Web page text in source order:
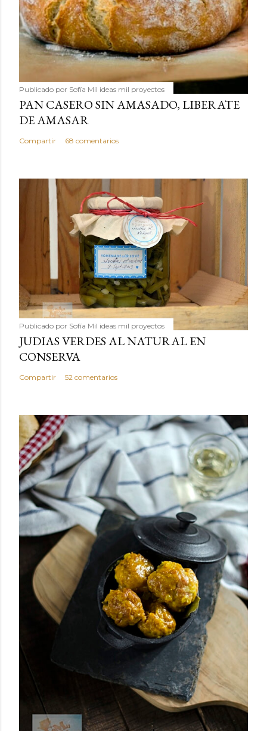
Publicado por Sofía Mil ideas mil proyectos
PAN CASERO SIN AMASADO, LIBERATE
DE AMASAR
Compartir 68 comentarios
Publicado por Sofía Mil ideas mil proyectos
JUDIAS VERDES AL NATURAL EN
CONSERVA
Compartir 52 comentarios